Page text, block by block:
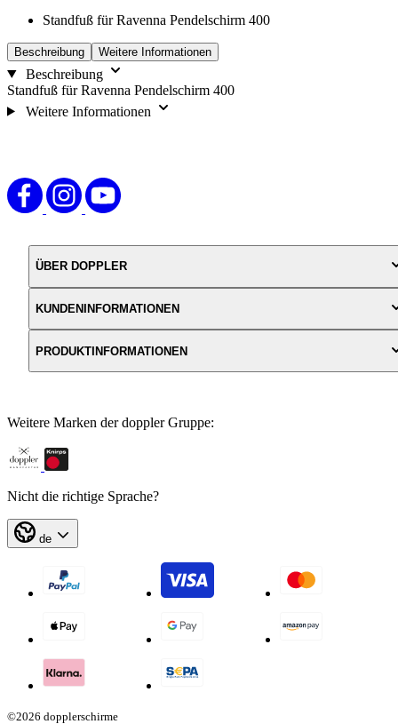
Standfuß für Ravenna Pendelschirm 400
Beschreibung Weitere Informationen
Beschreibung
Standfuß für Ravenna Pendelschirm 400
Weitere Informationen
ÜBER DOPPLER
KUNDENINFORMATIONEN
PRODUKTINFORMATIONEN
Weitere Marken der doppler Gruppe:
Nicht die richtige Sprache?
de
©2026 dopplerschirme